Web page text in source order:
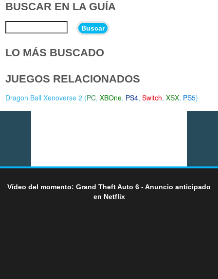
BUSCAR EN LA GUÍA
Buscar
LO MÁS BUSCADO
JUEGOS RELACIONADOS
Dragon Ball Xenoverse 2 (PC,XBOne, PS4,Switch,XSX, PS5)
Vídeo del momento: Grand Theft Auto 6 - Anuncio anticipado
en Netflix